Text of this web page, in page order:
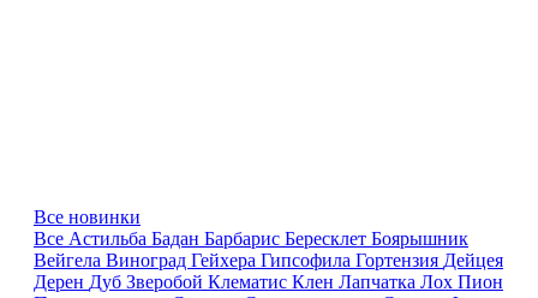
Все новинки
Все Астильба Бадан Барбарис Бересклет Боярышник
Вейгела Виноград Гейхера Гипсофила Гортензия Дейцея
Дерен Дуб Зверобой Клематис Клен Лапчатка Лох Пион